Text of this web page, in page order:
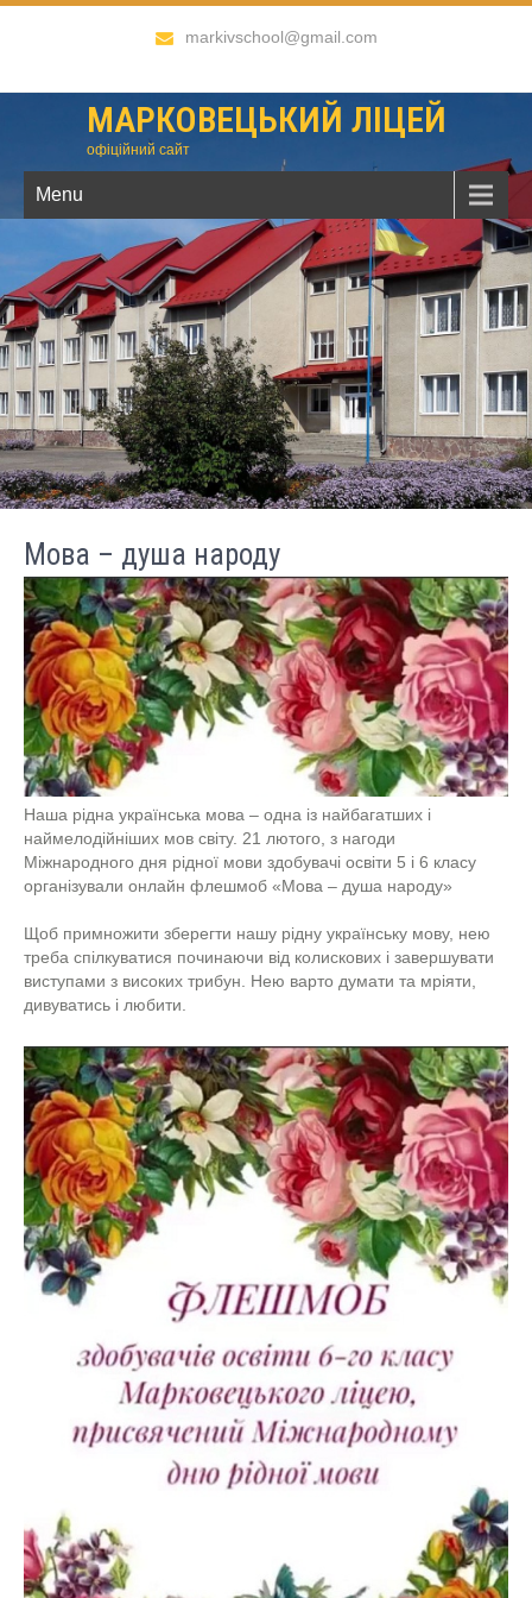
markivschool@gmail.com
МАРКОВЕЦЬКИЙ ЛІЦЕЙ
офіційний сайт
Menu
Мова – душа народу
Наша рідна українська мова – одна із найбагатших і
наймелодійніших мов світу. 21 лютого, з нагоди
Міжнародного дня рідної мови здобувачі освіти 5 і 6 класу
організували онлайн флешмоб «Мова – душа народу»
Щоб примножити зберегти нашу рідну українську мову, нею
треба спілкуватися починаючи від колискових і завершувати
виступами з високих трибун. Нею варто думати та мріяти,
дивуватись і любити.